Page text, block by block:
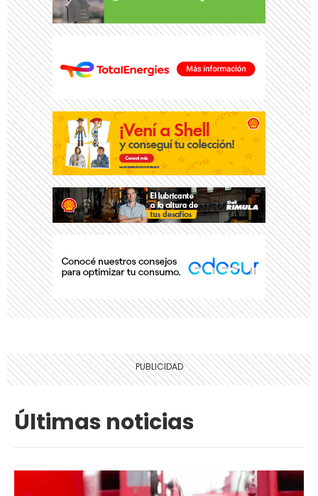
Últimas noticias